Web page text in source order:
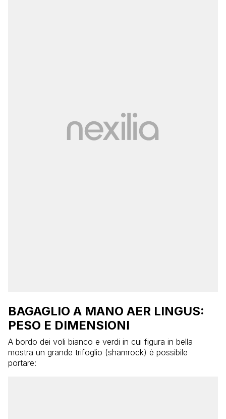
BAGAGLIO A MANO AER LINGUS:
PESO E DIMENSIONI
A bordo dei voli bianco e verdi in cui figura in bella
mostra un grande trifoglio (shamrock) è possibile
portare: